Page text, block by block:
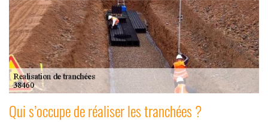
Qui s’occupe de réaliser les tranchées ?